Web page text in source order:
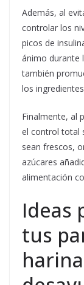
Además, al
controlar los
picos de
ánimo durante
también
los
Finalmente, al
el control total
sean frescos,
azúcares
alimentación
Ideas
tus